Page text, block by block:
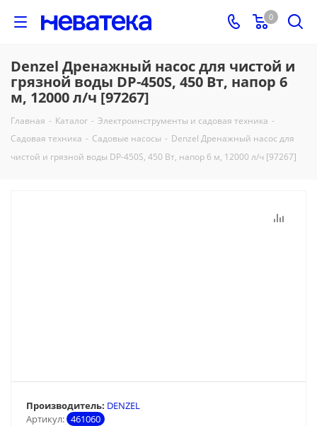
0
Denzel Дренажный насос для чистой и
грязной воды DP-450S, 450 Вт, напор 6
м, 12000 л/ч [97267]
Главная - Каталог - Электроинструменты и садовая техника -
Садовая техника - Садовые насосы - Denzel Дренажный насос для
чистой и грязной воды DP-450S, 450 Вт, напор 6 м, 12000 л/ч [97267]
Артикул: 461060
Производитель: DENZEL